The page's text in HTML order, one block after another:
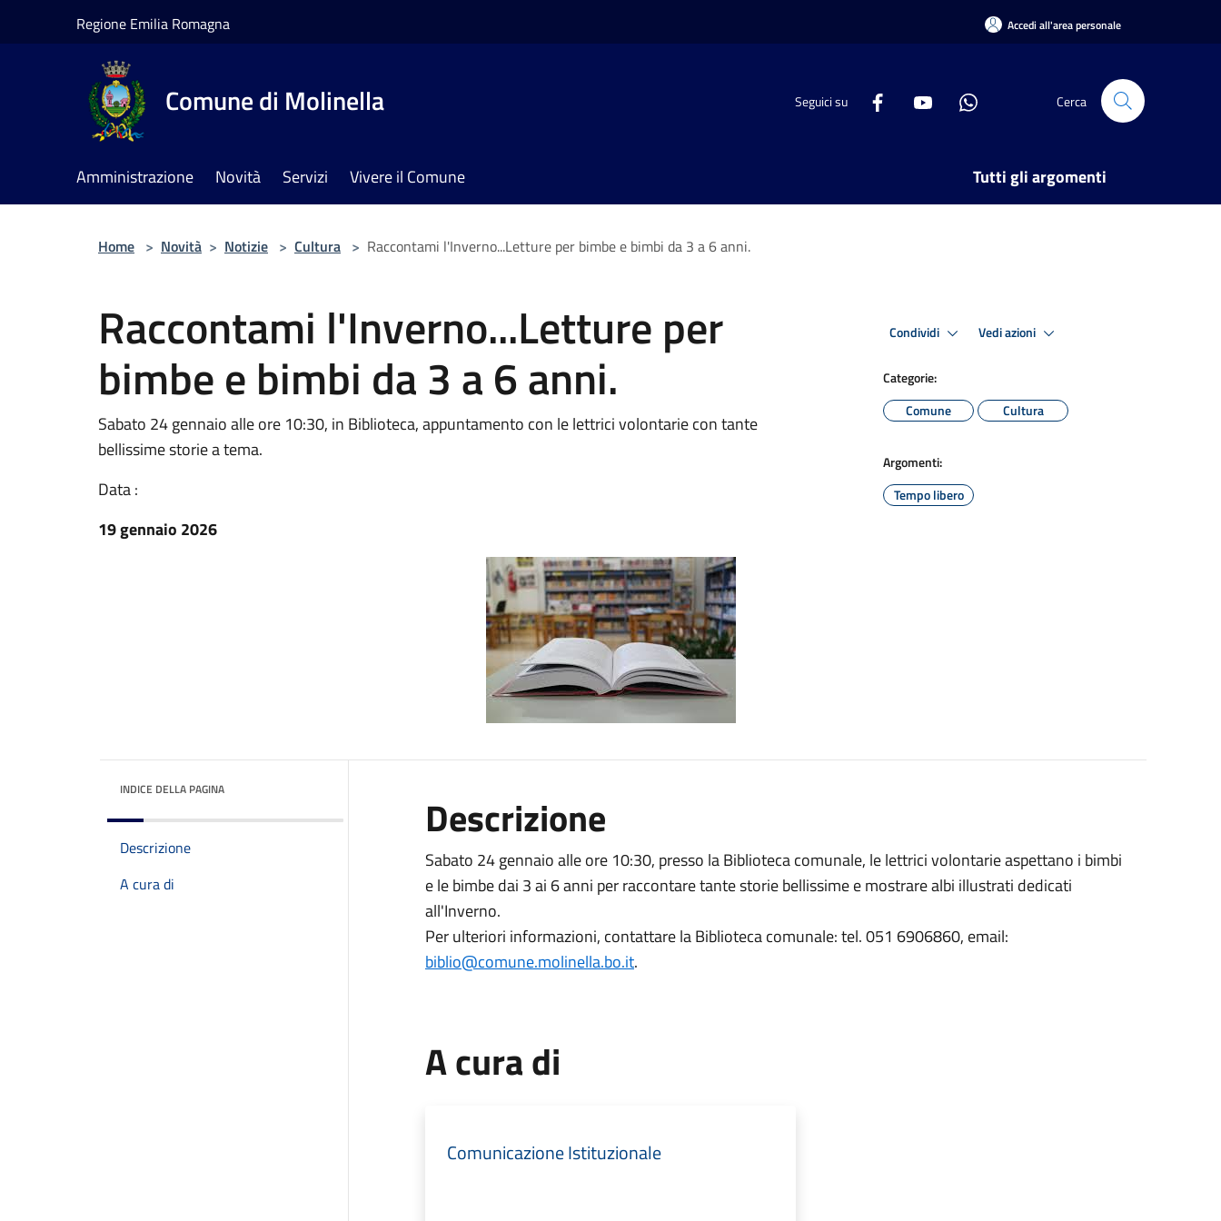
Regione Emilia Romagna Accedi all'area personale
Comune di Molinella Seguici su Cerca
Amministrazione Novità Servizi Vivere il Comune Tutti gli argomenti
Home > Novità > Notizie > Cultura > Raccontami l'Inverno...Letture per bimbe e bimbi da 3 a 6 anni.
Raccontami l'Inverno...Letture per
bimbe e bimbi da 3 a 6 anni.
Sabato 24 gennaio alle ore 10:30, in Biblioteca, appuntamento con le lettrici volontarie con tante
bellissime storie a tema.
Data :
19 gennaio 2026
Condividi Vedi azioni
Categorie:
Comune
Cultura
Argomenti:
Tempo libero
INDICE DELLA PAGINA
Descrizione
A cura di
Descrizione
Sabato 24 gennaio alle ore 10:30, presso la Biblioteca comunale, le lettrici volontarie aspettano i bimbi
e le bimbe dai 3 ai 6 anni per raccontare tante storie bellissime e mostrare albi illustrati dedicati
all'Inverno.
Per ulteriori informazioni, contattare la Biblioteca comunale: tel. 051 6906860, email:
biblio@comune.molinella.bo.it.
A cura di
Comunicazione Istituzionale